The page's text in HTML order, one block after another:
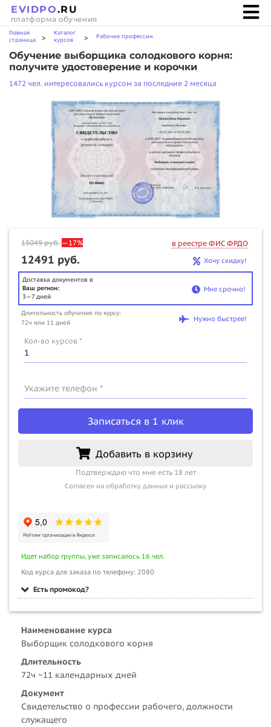
EVIDPO.RU
платформа обучения
Главная
страница
>
Каталог
курсов
> Рабочие профессии
Обучение выборщика солодкового корня:
получите удостоверение и корочки
1472 чел. интересовались курсом за последние 2 месяца
15049руб. —17% в реестре ФИС ФРДО
12491 руб. Хочу скидку!
Доставка документов в
Ваш регион:
3—7 дней
Мне срочно!
Длительность обучения по курсу:
72ч или 11 дней
Нужно быстрее!
Кол-во курсов *
Укажите телефон *
Записаться в 1 клик
Добавить в корзину
Подтверждаю что мне есть 18 лет
Согласен на обработку данных и рассылку
Идет набор группы, уже записалось 16 чел.
Код курса для заказа по телефону: 2080
Есть промокод?
Наименование курса
Выборщик солодкового корня
Длительность
72ч ~11 календарных дней
Документ
Свидетельство о профессии рабочего, должности
служащего